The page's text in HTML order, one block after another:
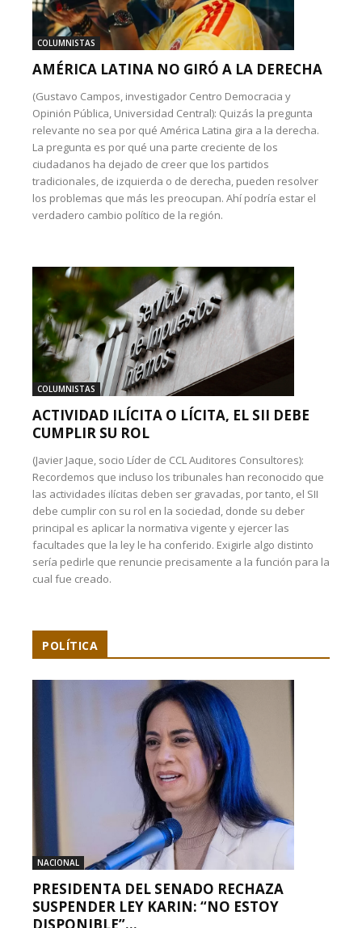
COLUMNISTAS
AMÉRICA LATINA NO GIRÓ A LA DERECHA
(Gustavo Campos, investigador Centro Democracia y
Opinión Pública, Universidad Central): Quizás la pregunta
relevante no sea por qué América Latina gira a la derecha.
La pregunta es por qué una parte creciente de los
ciudadanos ha dejado de creer que los partidos
tradicionales, de izquierda o de derecha, pueden resolver
los problemas que más les preocupan. Ahí podría estar el
verdadero cambio político de la región.
COLUMNISTAS
ACTIVIDAD ILÍCITA O LÍCITA, EL SII DEBE
CUMPLIR SU ROL
(Javier Jaque, socio Líder de CCL Auditores Consultores):
Recordemos que incluso los tribunales han reconocido que
las actividades ilícitas deben ser gravadas, por tanto, el SII
debe cumplir con su rol en la sociedad, donde su deber
principal es aplicar la normativa vigente y ejercer las
facultades que la ley le ha conferido. Exigirle algo distinto
sería pedirle que renuncie precisamente a la función para la
cual fue creado.
POLÍTICA
NACIONAL
PRESIDENTA DEL SENADO RECHAZA
SUSPENDER LEY KARIN: “NO ESTOY